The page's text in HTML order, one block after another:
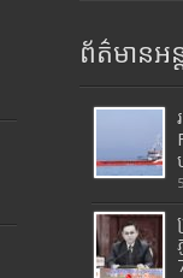
ព័ត៌មានអន្